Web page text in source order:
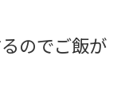
のでご飯が